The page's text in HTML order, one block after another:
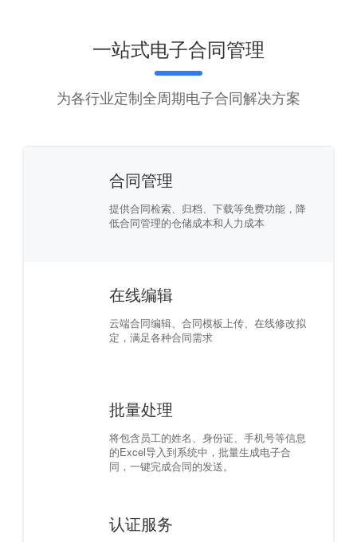
一站式电子合同管理
为各行业定制全周期电子合同解决方案
合同管理
提供合同检索、归档、下载等免费功能，降
低合同管理的仓储成本和人力成本
在线编辑
云端合同编辑、合同模板上传、在线修改拟
定，满足各种合同需求
批量处理
将包含员工的姓名、身份证、手机号等信息
的Excel导入到系统中，批量生成电子合
同，一键完成合同的发送。
认证服务